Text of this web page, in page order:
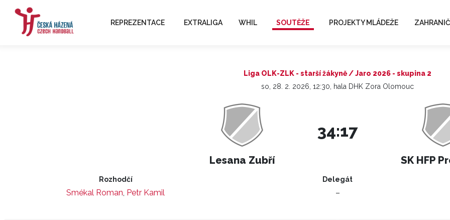
REPREZENTACE EXTRALIGA WHIL SOUTĚŽE PROJEKTY MLÁDEŽE
Liga OLK-ZLK - starší žákyně / Jaro 2026 - skupina 2
so, 28. 2. 2026, 12:30, hala DHK Zora Olomouc
Lesana Zubří
34:17
SK HFP
Rozhodčí
Smékal Roman, Petr Kamil
Delegát
–